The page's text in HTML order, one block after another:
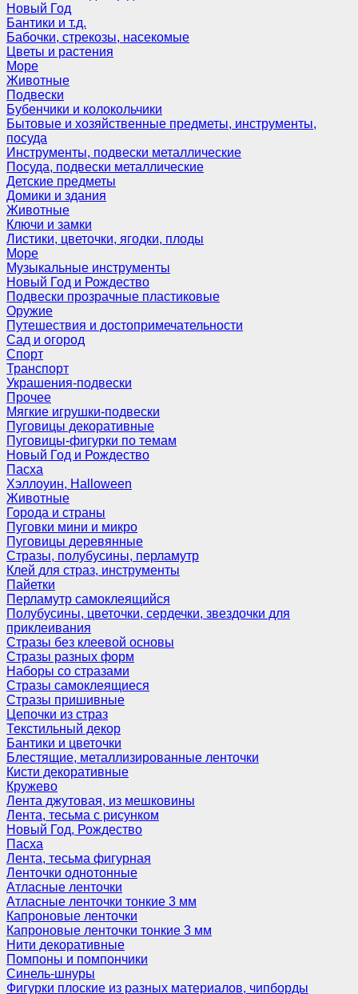
Новый Год
Бантики и т.д.
Бабочки, стрекозы, насекомые
Цветы и растения
Море
Животные
Подвески
Бубенчики и колокольчики
Бытовые и хозяйственные предметы, инструменты,
посуда
Инструменты, подвески металлические
Посуда, подвески металлические
Детские предметы
Домики и здания
Животные
Ключи и замки
Листики, цветочки, ягодки, плоды
Море
Музыкальные инструменты
Новый Год и Рождество
Подвески прозрачные пластиковые
Оружие
Путешествия и достопримечательности
Сад и огород
Спорт
Транспорт
Украшения-подвески
Прочее
Мягкие игрушки-подвески
Пуговицы декоративные
Пуговицы-фигурки по темам
Новый Год и Рождество
Пасха
Хэллоуин, Halloween
Животные
Города и страны
Пуговки мини и микро
Пуговицы деревянные
Стразы, полубусины, перламутр
Клей для страз, инструменты
Пайетки
Перламутр самоклеящийся
Полубусины, цветочки, сердечки, звездочки для
приклеивания
Стразы без клеевой основы
Стразы разных форм
Наборы со стразами
Стразы самоклеящиеся
Стразы пришивные
Цепочки из страз
Текстильный декор
Бантики и цветочки
Блестящие, металлизированные ленточки
Кисти декоративные
Кружево
Лента джутовая, из мешковины
Лента, тесьма с рисунком
Новый Год, Рождество
Пасха
Лента, тесьма фигурная
Ленточки однотонные
Атласные ленточки
Атласные ленточки тонкие 3 мм
Капроновые ленточки
Капроновые ленточки тонкие 3 мм
Нити декоративные
Помпоны и помпончики
Синель-шнуры
Фигурки плоские из разных материалов, чипборды